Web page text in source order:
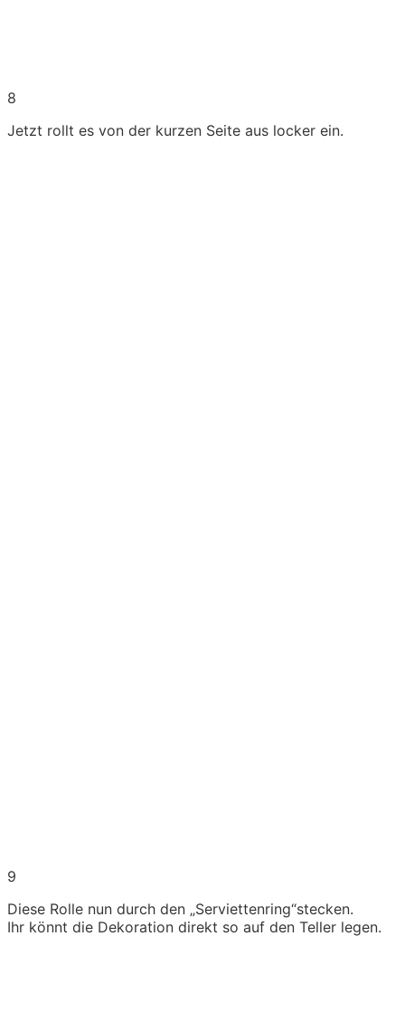
8
Jetzt rollt es von der kurzen Seite aus locker ein.
9
Diese Rolle nun durch den „Serviettenring“stecken.
Ihr könnt die Dekoration direkt so auf den Teller legen.